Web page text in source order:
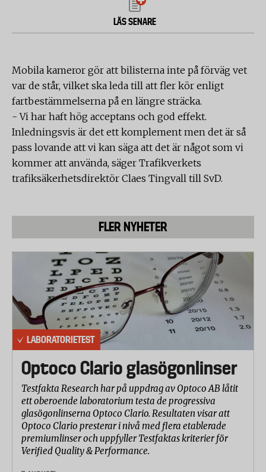
LÄS SENARE
Mobila kameror gör att bilisterna inte på förväg vet
var de står, vilket ska leda till att fler kör enligt
fartbestämmelserna på en längre sträcka.
- Vi har haft hög acceptans och god effekt.
Inledningsvis är det ett komplement men det är så
pass lovande att vi kan säga att det är något som vi
kommer att använda, säger Trafikverkets
trafiksäkerhetsdirektör Claes Tingvall till SvD.
FLER NYHETER
LABORATORIETEST
Optoco Clario glasögonlinser
Testfakta Research har på uppdrag av Optoco AB låtit
ett oberoende laboratorium testa de progressiva
glasögonlinserna Optoco Clario. Resultaten visar att
Optoco Clario presterar i nivå med flera etablerade
premiumlinser och uppfyller Testfaktas kriterier för
Verified Quality & Performance.